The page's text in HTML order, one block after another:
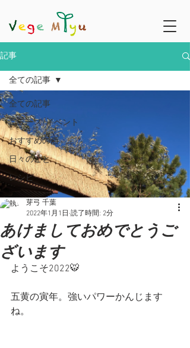
記事
全ての記事
ニュース/イベント
おすすめの店
日々のこと
レシピ
全ての記事
あけましておめでとうご
ざいます
芽弓 千葉
2022年1月1日 読了時間: 2分
ようこそ2022🐯
五黄の寅年。強いパワーかんじます
ね。